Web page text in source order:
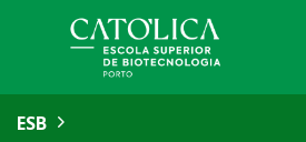
ESB